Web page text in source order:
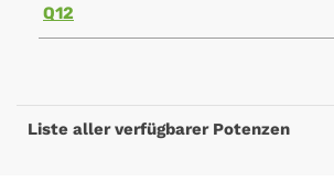
Q12
Liste aller verfügbarer Potenzen